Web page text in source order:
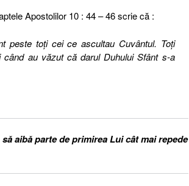
Apostolilor 10 : 44 – 46 scrie că :
peste toţi cei ce ascultau Cuvântul. Toţi
au văzut că darul Duhului Sfânt s-a
aibă parte de primirea Lui cât mai repede